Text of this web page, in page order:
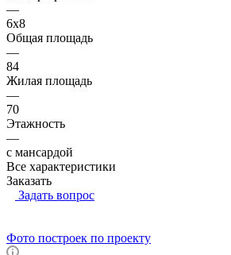
—
6x8
Общая площадь
—
84
Жилая площадь
—
70
Этажность
—
с мансардой
Все характеристики
Заказать
Задать вопрос
Фото построек по проекту